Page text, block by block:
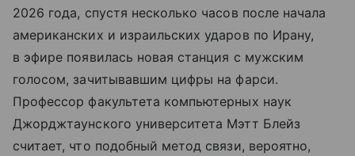
2026 года, спустя несколько часов после начала
американских и израильских ударов по Ирану,
в эфире появилась новая станция с мужским
голосом, зачитывавшим цифры на фарси.
Профессор факультета компьютерных наук
Джорджтаунского университета Мэтт Блейз
считает, что подобный метод связи, вероятно,